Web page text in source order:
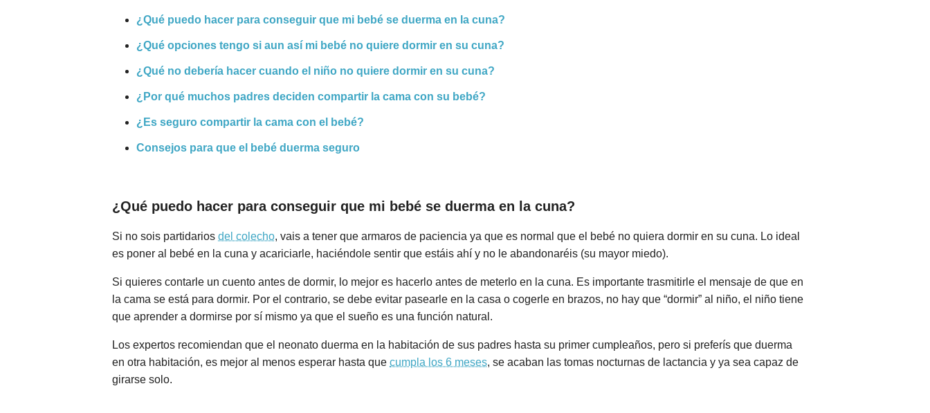
¿Qué puedo hacer para conseguir que mi bebé se duerma en la cuna?
¿Qué opciones tengo si aun así mi bebé no quiere dormir en su cuna?
¿Qué no debería hacer cuando el niño no quiere dormir en su cuna?
¿Por qué muchos padres deciden compartir la cama con su bebé?
¿Es seguro compartir la cama con el bebé?
Consejos para que el bebé duerma seguro
¿Qué puedo hacer para conseguir que mi bebé se duerma en la cuna?
Si no sois partidarios del colecho, vais a tener que armaros de paciencia ya que es normal que el bebé no quiera dormir en su cuna. Lo ideal
es poner al bebé en la cuna y acariciarle, haciéndole sentir que estáis ahí y no le abandonaréis (su mayor miedo).
Si quieres contarle un cuento antes de dormir, lo mejor es hacerlo antes de meterlo en la cuna. Es importante trasmitirle el mensaje de que en
la cama se está para dormir. Por el contrario, se debe evitar pasearle en la casa o cogerle en brazos, no hay que “dormir” al niño, el niño tiene
que aprender a dormirse por sí mismo ya que el sueño es una función natural.
Los expertos recomiendan que el neonato duerma en la habitación de sus padres hasta su primer cumpleaños, pero si preferís que duerma
en otra habitación, es mejor al menos esperar hasta que cumpla los 6 meses, se acaban las tomas nocturnas de lactancia y ya sea capaz de
girarse solo.